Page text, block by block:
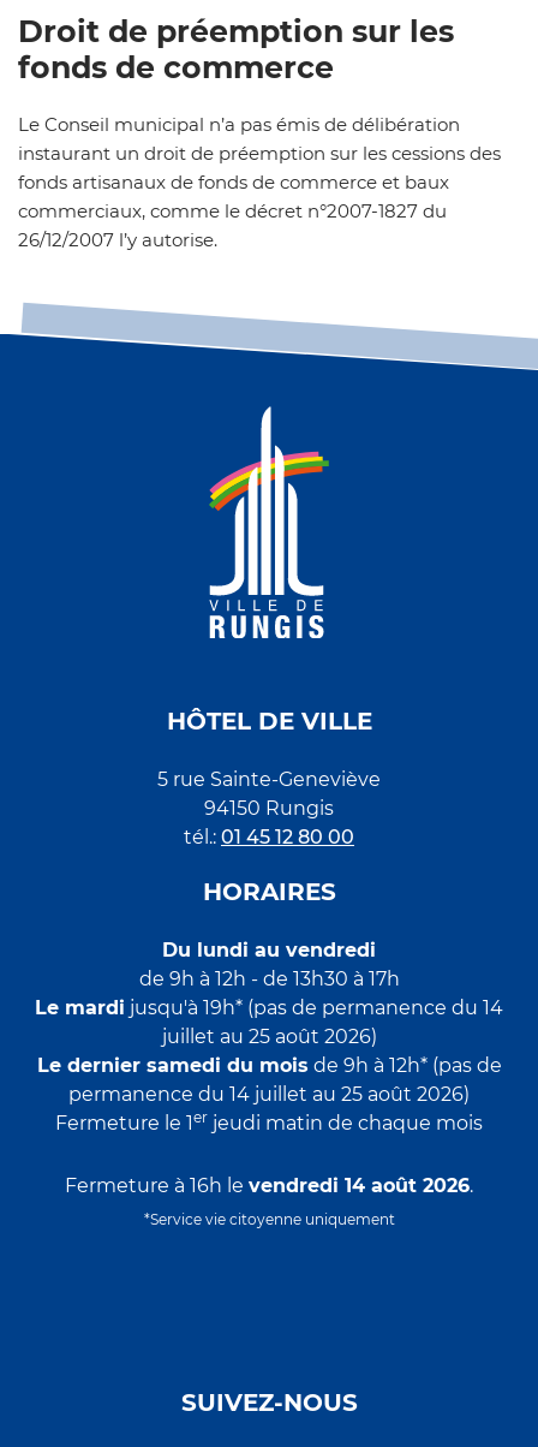
Droit de préemption sur les
fonds de commerce
Le Conseil municipal n’a pas émis de délibération
instaurant un droit de préemption sur les cessions des
fonds artisanaux de fonds de commerce et baux
commerciaux, comme le décret n°2007-1827 du
26/12/2007 l’y autorise.
HÔTEL DE VILLE
5 rue Sainte-Geneviève
94150 Rungis
tél.: 01 45 12 80 00
HORAIRES
Du lundi au vendredi
de 9h à 12h - de 13h30 à 17h
Le mardi jusqu'à 19h* (pas de permanence du 14
juillet au 25 août 2026)
Le dernier samedi du mois de 9h à 12h* (pas de
permanence du 14 juillet au 25 août 2026)
Fermeture le 1er jeudi matin de chaque mois
Fermeture à 16h le vendredi 14 août 2026.
*Service vie citoyenne uniquement
SUIVEZ-NOUS